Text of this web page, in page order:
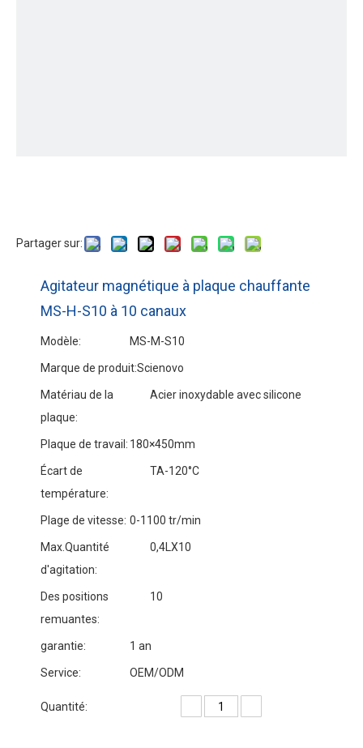
Partager sur:
Agitateur magnétique à plaque chauffante
MS-H-S10 à 10 canaux
Modèle: MS-M-S10
Marque de produit:Scienovo
Matériau de la
plaque:
Acier inoxydable avec silicone
Plaque de travail: 180×450mm
Écart de
température:
TA-120°C
Plage de vitesse: 0-1100 tr/min
Max.Quantité
d'agitation:
0,4LX10
Des positions
remuantes:
10
garantie: 1 an
Service: OEM/ODM
Quantité: